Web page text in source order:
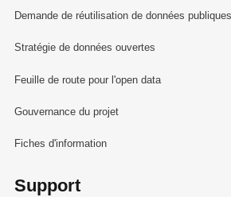
Demande de réutilisation de données publiques
Stratégie de données ouvertes
Feuille de route pour l'open data
Gouvernance du projet
Fiches d'information
Support